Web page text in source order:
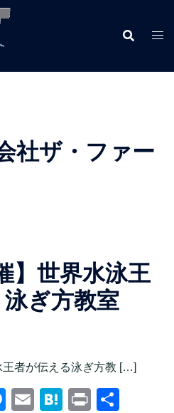
社ザ・ファー
】世界水泳王
ぎ方教室
者が伝える泳ぎ方教 […]
Messenger
EmailHatena
Print